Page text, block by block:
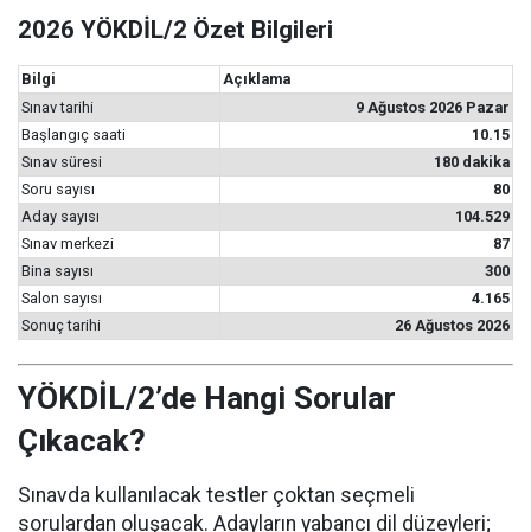
2026 YÖKDİL/2 Özet Bilgileri
Bilgi
Açıklama
Sınav tarihi
9 Ağustos 2026 Pazar
Başlangıç saati
10.15
Sınav süresi
180 dakika
Soru sayısı
80
Aday sayısı
104.529
Sınav merkezi
87
Bina sayısı
300
Salon sayısı
4.165
Sonuç tarihi
26 Ağustos 2026
YÖKDİL/2’de Hangi Sorular
Çıkacak?
Sınavda kullanılacak testler çoktan seçmeli
sorulardan oluşacak. Adayların yabancı dil düzeyleri;